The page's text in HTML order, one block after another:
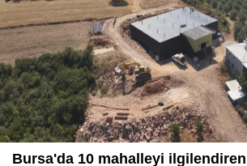
Bursa'da 10 mahalleyi